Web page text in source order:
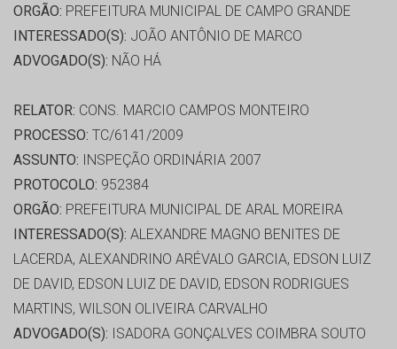
ORGÃO: PREFEITURA MUNICIPAL DE CAMPO GRANDE
INTERESSADO(S): JOÃO ANTÔNIO DE MARCO
ADVOGADO(S): NÃO HÁ
RELATOR: CONS. MARCIO CAMPOS MONTEIRO
PROCESSO: TC/6141/2009
ASSUNTO: INSPEÇÃO ORDINÁRIA 2007
PROTOCOLO: 952384
ORGÃO: PREFEITURA MUNICIPAL DE ARAL MOREIRA
INTERESSADO(S): ALEXANDRE MAGNO BENITES DE
LACERDA, ALEXANDRINO ARÉVALO GARCIA, EDSON LUIZ
DE DAVID, EDSON LUIZ DE DAVID, EDSON RODRIGUES
MARTINS, WILSON OLIVEIRA CARVALHO
ADVOGADO(S): ISADORA GONÇALVES COIMBRA SOUTO